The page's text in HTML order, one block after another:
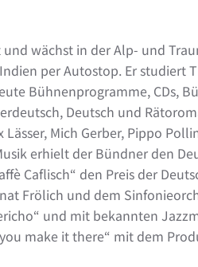
wächst in der Alp- und
per Autostop. Er studiert
Bühnenprogramme, CDs,
Deutsch und
Mich Gerber, Pippo
erhielt der Bündner den
Caflisch“ den Preis der
Frölich und dem
und mit bekannten
make it there“ mit dem